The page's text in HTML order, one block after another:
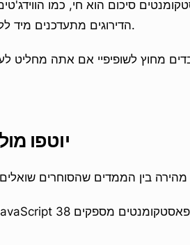
סיכום הוא חי, כמו
הדירוגים מתעדכנים מיד ללא רענון. זה יכול להיות שימושי להשקות מוצרים.
מחוץ לשופיפיי אם אתה מחליט
יוטפו